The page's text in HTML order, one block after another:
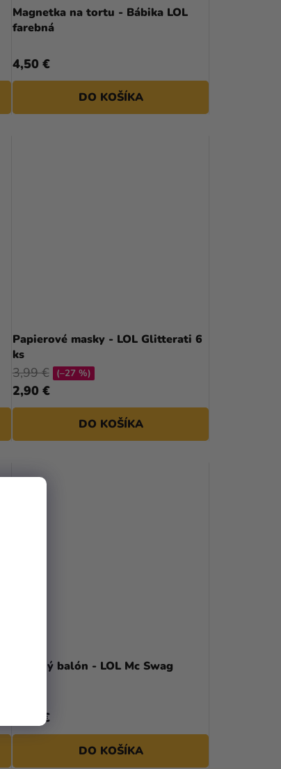
Magnetka na tortu - Bábika LOL
farebná
4,50 €
DO KOŠÍKA
Papierové masky - LOL Glitterati 6
ks
2,90 €
3,99 € (–27 %)
DO KOŠÍKA
Fóliový balón - LOL Mc Swag
3,29 €
DO KOŠÍKA